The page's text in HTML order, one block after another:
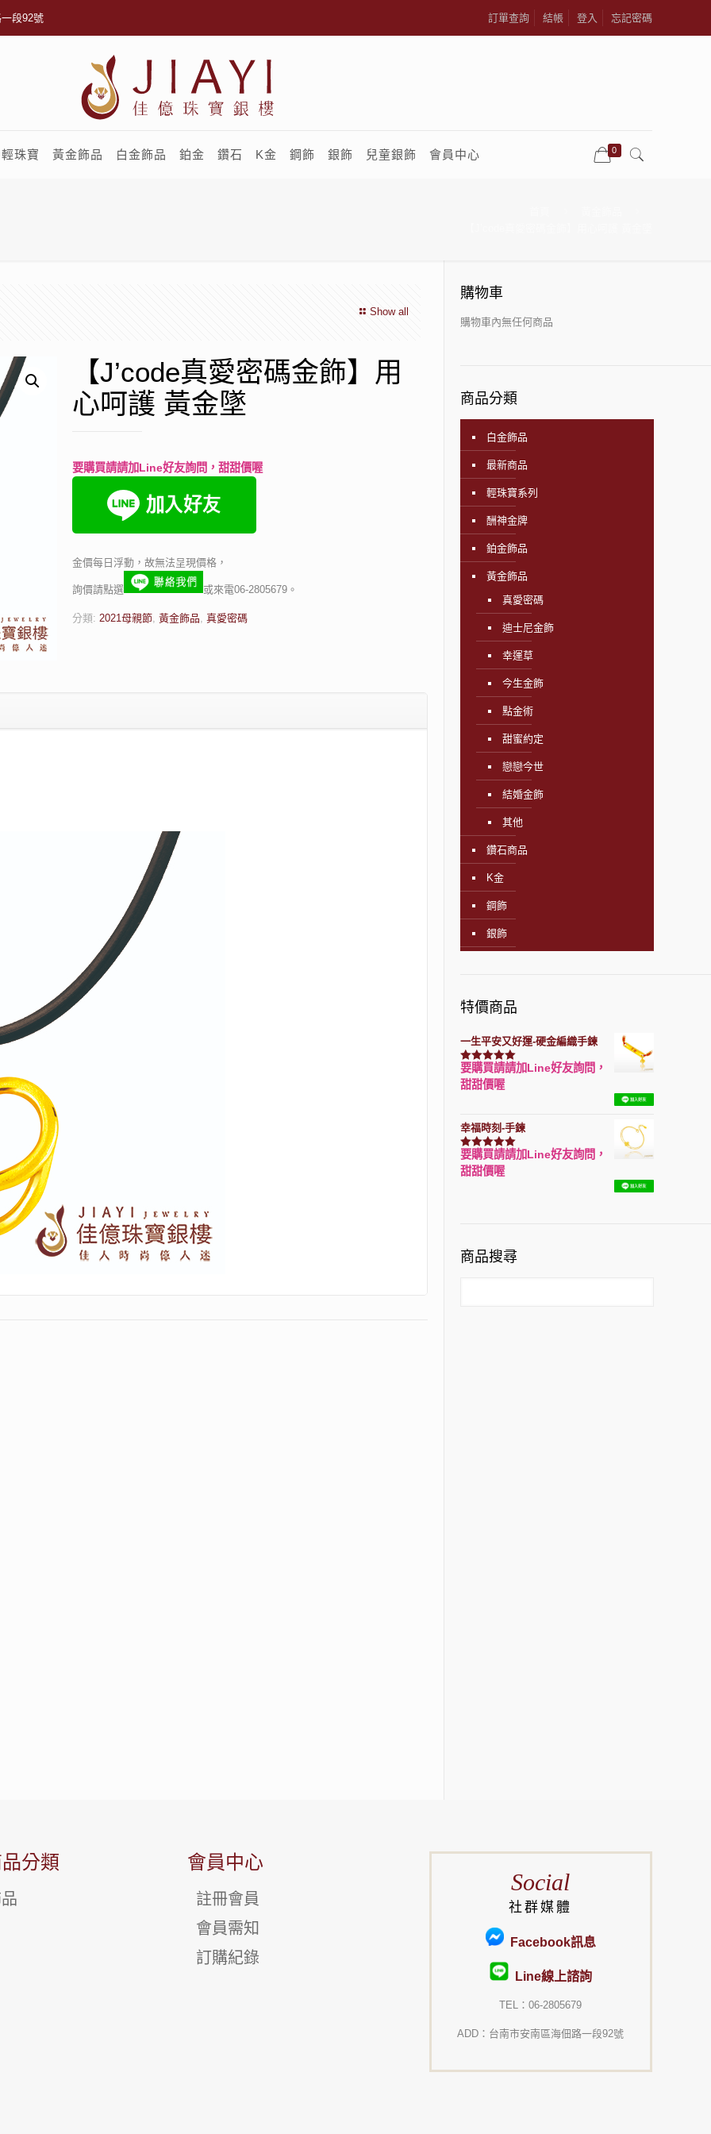
段92號 訂單查詢 結帳 登入 忘記密碼
輕珠寶 黃金飾品 白金飾品 鉑金 鑽石 K金 鋼飾 銀飾 兒童銀飾 會員中心 0
Show all
【J’code真愛密碼金飾】用
心呵護 黃金墜
要購買請請加Line好友詢問，甜甜價喔
金價每日浮動，故無法呈現價格，
詢價請點選 或來電06-2805679。
分類: 2021母親節, 黃金飾品, 真愛密碼
購物車
購物車內無任何商品
商品分類
白金飾品
最新商品
輕珠寶系列
酬神金牌
鉑金飾品
黃金飾品
真愛密碼
迪士尼金飾
幸運草
今生金飾
點金術
甜蜜約定
戀戀今世
結婚金飾
其他
鑽石商品
K金
鋼飾
銀飾
特價商品
一生平安又好運-硬金編織手鍊
評分7740滿分 5
要購買請請加Line好友詢問，
甜甜價喔
幸福時刻-手鍊
評分3150滿分 5
要購買請請加Line好友詢問，
甜甜價喔
商品搜尋
分類 會員中心
註冊會員
會員需知
訂購紀錄
Social
社群媒體
Facebook訊息
Line線上諮詢
TEL：06-2805679
ADD：台南市安南區海佃路一段92號